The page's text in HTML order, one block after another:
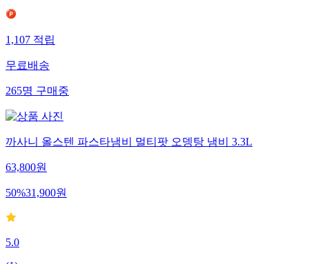
1,107적립
무료배송
265명구매중
까사니 올스텐 파스타냄비 멀티팟 오뎅탕 냄비 3.3L
63,800원
50%31,900원
5.0